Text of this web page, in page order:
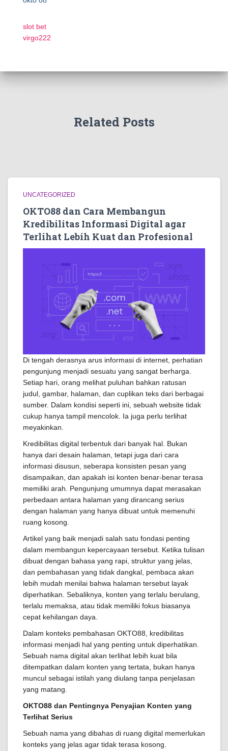
slot bet
virgo222
Related Posts
UNCATEGORIZED
OKTO88 dan Cara Membangun
Kredibilitas Informasi Digital agar
Terlihat Lebih Kuat dan Profesional
Di tengah derasnya arus informasi di internet, perhatian
pengunjung menjadi sesuatu yang sangat berharga.
Setiap hari, orang melihat puluhan bahkan ratusan
judul, gambar, halaman, dan cuplikan teks dari berbagai
sumber. Dalam kondisi seperti ini, sebuah website tidak
cukup hanya tampil mencolok. Ia juga perlu terlihat
meyakinkan.
Kredibilitas digital terbentuk dari banyak hal. Bukan
hanya dari desain halaman, tetapi juga dari cara
informasi disusun, seberapa konsisten pesan yang
disampaikan, dan apakah isi konten benar-benar terasa
memiliki arah. Pengunjung umumnya dapat merasakan
perbedaan antara halaman yang dirancang serius
dengan halaman yang hanya dibuat untuk memenuhi
ruang kosong.
Artikel yang baik menjadi salah satu fondasi penting
dalam membangun kepercayaan tersebut. Ketika tulisan
dibuat dengan bahasa yang rapi, struktur yang jelas,
dan pembahasan yang tidak dangkal, pembaca akan
lebih mudah menilai bahwa halaman tersebut layak
diperhatikan. Sebaliknya, konten yang terlalu berulang,
terlalu memaksa, atau tidak memiliki fokus biasanya
cepat kehilangan daya.
Dalam konteks pembahasan OKTO88, kredibilitas
informasi menjadi hal yang penting untuk diperhatikan.
Sebuah nama digital akan terlihat lebih kuat bila
ditempatkan dalam konten yang tertata, bukan hanya
muncul sebagai istilah yang diulang tanpa penjelasan
yang matang.
OKTO88 dan Pentingnya Penyajian Konten yang
Terlihat Serius
Sebuah nama yang dibahas di ruang digital memerlukan
konteks yang jelas agar tidak terasa kosong.